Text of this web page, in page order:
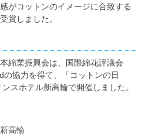
がコットンのイメージに合致する
賞しました。
綿業振興会は、国際綿花評議会
協力を得て、「コットンの日
スホテル新高輪で開催しました。
高輪